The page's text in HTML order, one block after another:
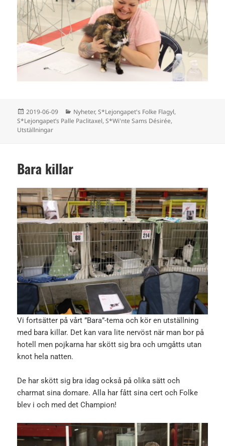
Postat
2019-06-09 Kategorier
Nyheter,S*Lejongapet's Folke Flagyl,
S*Lejongapet’s Palle Paclitaxel,S*Wi'nte Sams Désirée,
Utställningar
Bara killar
Vi fortsätter på vårt ”Bara”-tema och kör en utställning
med bara killar. Det kan vara lite nervöst när man bor på
hotell men pojkarna har skött sig bra och umgåtts utan
knot hela natten.
De har skött sig bra idag också på olika sätt och
charmat sina domare. Alla har fått sina cert och Folke
blev i och med det Champion!